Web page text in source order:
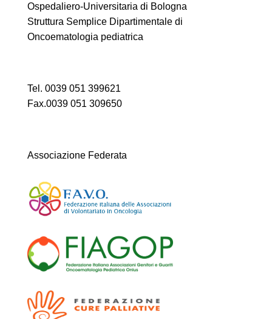
Ospedaliero-Universitaria di Bologna
Struttura Semplice Dipartimentale di
Oncoematologia pediatrica
Tel. 0039 051 399621
Fax.0039 051 309650
Associazione Federata